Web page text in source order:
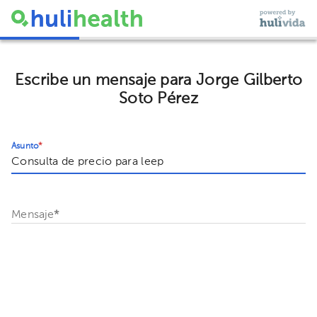
Escribe un mensaje para Jorge Gilberto
Soto Pérez
Asunto*
Mensaje*